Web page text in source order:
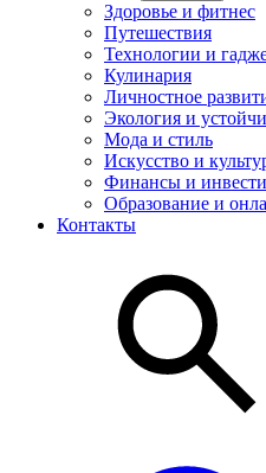
Здоровье и фитнес
Путешествия
Технологии и
Кулинария
Личностное
Экология и
Мода и стиль
Искусство и
Финансы и
Образование и
Контакты